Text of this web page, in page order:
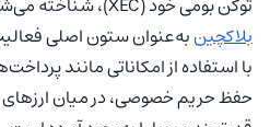
بلاکچینبه‌عنوان ستون اصلی
با استفاده از امکاناتی مانند
حفظ حریم خصوصی، در میان